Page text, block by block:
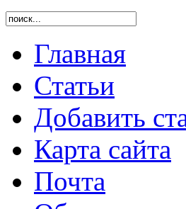
Главная
Статьи
Добавить
Карта сайта
Почта